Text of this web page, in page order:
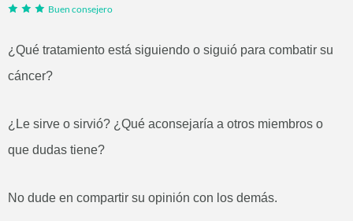
Buen consejero
¿Qué tratamiento está siguiendo o siguió para combatir su
cáncer?
¿Le sirve o sirvió? ¿Qué aconsejaría a otros miembros o
que dudas tiene?
No dude en compartir su opinión con los demás.